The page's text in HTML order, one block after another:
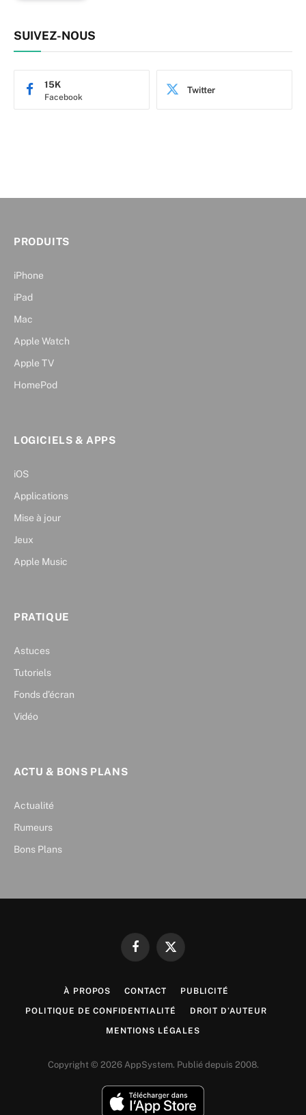
SUIVEZ-NOUS
Facebook
15K Twitter
PRODUITS
iPhone
iPad
Mac
Apple Watch
Apple TV
HomePod
LOGICIELS & APPS
iOS
Applications
Mise à jour
Jeux
Apple Music
PRATIQUE
Astuces
Tutoriels
Fonds d’écran
Vidéo
ACTU & BONS PLANS
Actualité
Rumeurs
Bons Plans
FacebookX
À PROPOS CONTACT PUBLICITÉ
POLITIQUE DE CONFIDENTIALITÉ DROIT D’AUTEUR
MENTIONS LÉGALES
Copyright © 2026 AppSystem. Publié depuis 2008.